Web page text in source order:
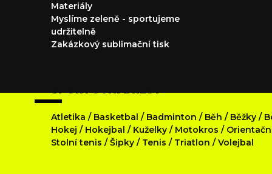
Materiály
Myslíme zeleně - sportujeme
udržitelně
Zakázkový sublimační tisk
SPORTOVNÍ DRESY
Atletika / Basketbal / Badminton / Běh / Běžky /
Hokej / Hokejbal / Kuželky / Motokros /
Stolní tenis /Šipky / Tenis / Triatlon /Volejbal